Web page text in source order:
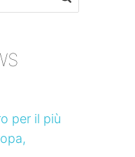
per il più